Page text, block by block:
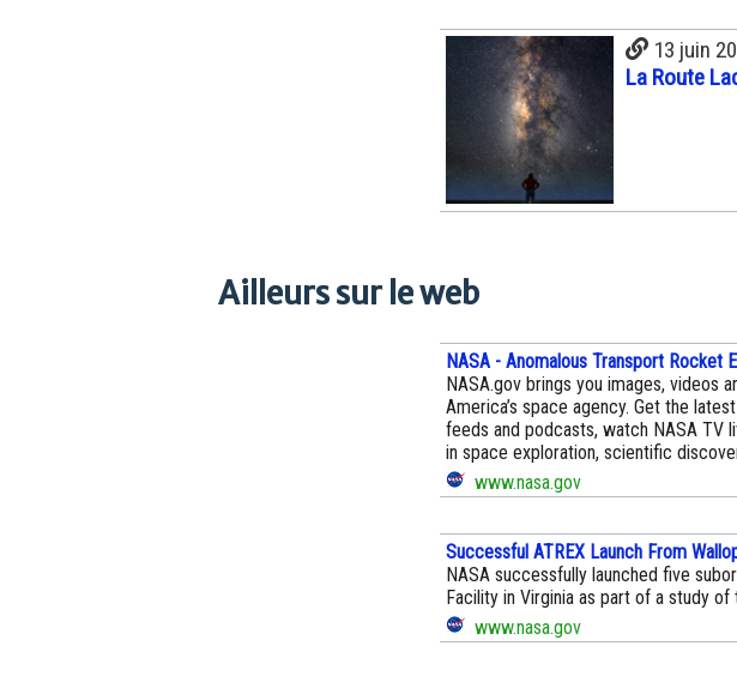
13 juin
La Route
Ailleurs sur le web
NASA - Anomalous Transport Rocket
NASA.gov brings you images,
America’s space agency. Get the
feeds and podcasts, watch NASA TV
in space exploration, scientific
www.nasa.gov
Successful ATREX Launch From
NASA successfully launched five
Facility in Virginia as part of a study
www.nasa.gov